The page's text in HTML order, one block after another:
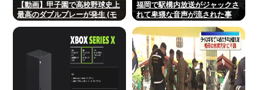
【動画】甲子園で高校野球史上
最高のダブルプレーが発生 (モ
高)これもうプロ野球超えてる
福岡で駅構内放送がジャックさ
れて卑猥な音声が流された事
画だった